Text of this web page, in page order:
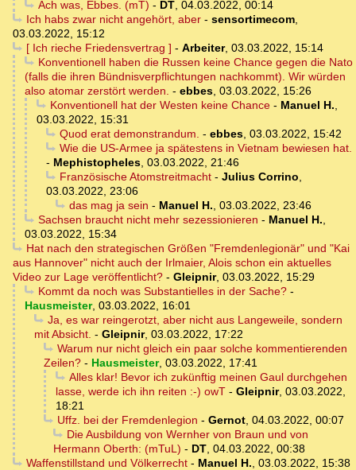
Ach was, Ebbes. (mT) - DT, 04.03.2022, 00:14
Ich habs zwar nicht angehört, aber- sensortimecom,
03.03.2022, 15:12
[ Ich rieche Friedensvertrag ] - Arbeiter, 03.03.2022, 15:14
Konventionell haben die Russen keine Chance gegen die Nato
(falls die ihren Bündnisverpflichtungen nachkommt). Wir würden
also atomar zerstört werden. - ebbes, 03.03.2022, 15:26
Konventionell hat der Westen keine Chance- Manuel H.,
03.03.2022, 15:31
Quod erat demonstrandum. - ebbes, 03.03.2022, 15:42
Wie die US-Armee ja spätestens in Vietnam bewiesen hat.
- Mephistopheles, 03.03.2022, 21:46
Französische Atomstreitmacht- Julius Corrino,
03.03.2022, 23:06
das mag ja sein - Manuel H., 03.03.2022, 23:46
Sachsen braucht nicht mehr sezessionieren - Manuel H.,
03.03.2022, 15:34
Hat nach den strategischen Größen "Fremdenlegionär" und "Kai
aus Hannover" nicht auch der Irlmaier, Alois schon ein aktuelles
Video zur Lage veröffentlicht? - Gleipnir, 03.03.2022, 15:29
Kommt da noch was Substantielles in der Sache?-
Hausmeister, 03.03.2022, 16:01
Ja, es war reingerotzt, aber nicht aus Langeweile, sondern
mit Absicht. - Gleipnir, 03.03.2022, 17:22
Warum nur nicht gleich ein paar solche kommentierenden
Zeilen? - Hausmeister, 03.03.2022, 17:41
Alles klar! Bevor ich zukünftig meinen Gaul durchgehen
lasse, werde ich ihn reiten :-) owT - Gleipnir, 03.03.2022,
18:21
Uffz. bei der Fremdenlegion - Gernot, 04.03.2022, 00:07
Die Ausbildung von Wernher von Braun und von
Hermann Oberth: (mTuL) - DT, 04.03.2022, 00:38
Waffenstillstand und Völkerrecht- Manuel H., 03.03.2022, 15:38